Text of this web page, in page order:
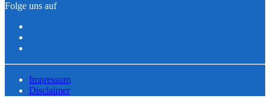
Folge uns auf
Impressum
Disclaimer